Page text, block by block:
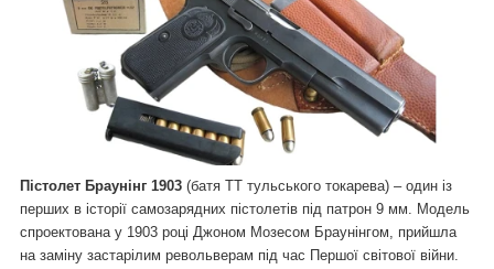
Пістолет Браунінг 1903 (батя ТТ тульського токарева) – один із
перших в історії самозарядних пістолетів під патрон 9 мм. Модель
спроектована у 1903 році Джоном Мозесом Браунінгом, прийшла
на заміну застарілим револьверам під час Першої світової війни.